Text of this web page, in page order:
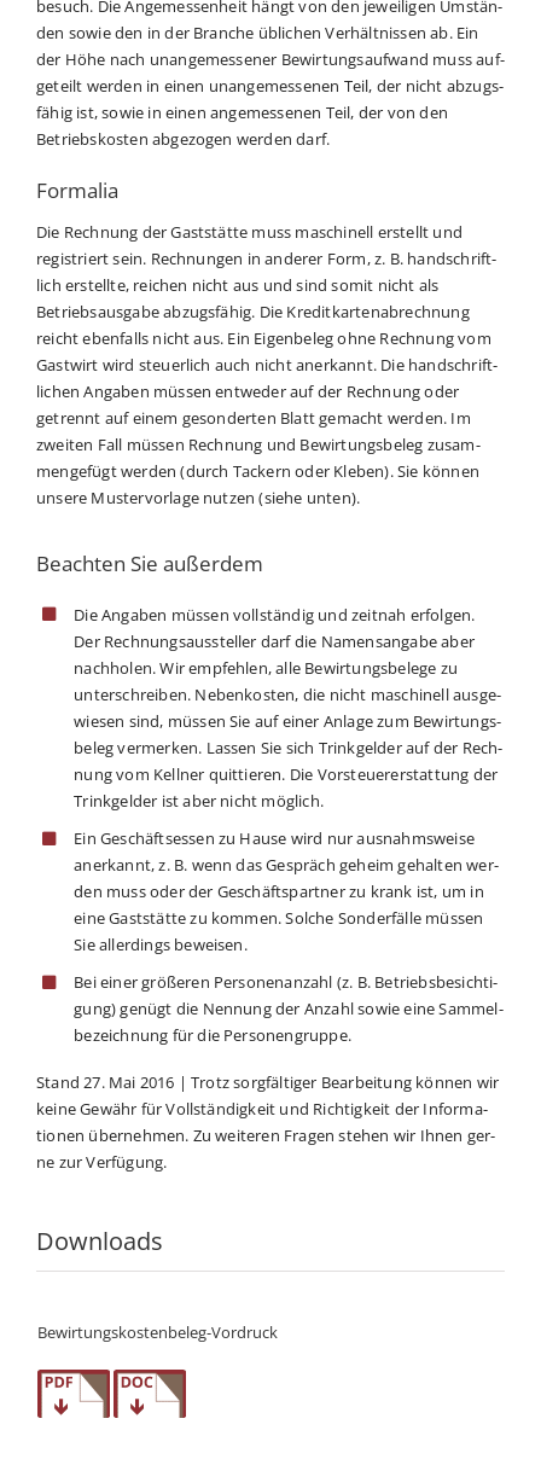
be­such. Die Ange­mes­sen­heit hängt von den jewei­li­gen Umstän­
den sowie den in der Bran­che übli­chen Ver­hält­nis­sen ab. Ein
der Höhe nach unan­ge­mes­se­ner Bewir­tungs­auf­wand muss auf­
ge­teilt wer­den in einen unan­ge­mes­se­nen Teil, der nicht abzugs­
fä­hig ist, sowie in einen ange­mes­se­nen Teil, der von den
Betriebs­kos­ten abge­zo­gen wer­den darf.
Formalia
Die Rech­nung der Gast­stät­te muss maschi­nell erstellt und
regis­triert sein. Rech­nun­gen in ande­rer Form, z. B. hand­schrift­
lich erstell­te, rei­chen nicht aus und sind somit nicht als
Betriebs­aus­ga­be abzugs­fä­hig. Die Kre­dit­kar­ten­ab­rech­nung
reicht eben­falls nicht aus. Ein Eigen­be­leg ohne Rech­nung vom
Gast­wirt wird steu­er­lich auch nicht aner­kannt. Die hand­schrift­
li­chen Anga­ben müs­sen ent­we­der auf der Rech­nung oder
getrennt auf einem geson­der­ten Blatt gemacht wer­den. Im
zwei­ten Fall müs­sen Rech­nung und Bewir­tungs­be­leg zusam­
men­ge­fügt wer­den (durch Tackern oder Kle­ben). Sie kön­nen
unse­re Mus­ter­vor­la­ge nut­zen (sie­he unten).
Beachten Sie außerdem
Die Anga­ben müs­sen voll­stän­dig und zeit­nah erfol­gen.
Der Rech­nungs­aus­stel­ler darf die Namens­an­ga­be aber
nach­ho­len. Wir emp­feh­len, alle Bewir­tungs­be­le­ge zu
unter­schrei­ben. Neben­kos­ten, die nicht maschi­nell aus­ge­
wie­sen sind, müs­sen Sie auf einer Anla­ge zum Bewir­tungs­
be­leg ver­mer­ken. Las­sen Sie sich Trink­gel­der auf der Rech­
nung vom Kell­ner quit­tie­ren. Die Vor­steu­er­erstat­tung der
Trink­gel­der ist aber nicht möglich.
Ein Geschäfts­es­sen zu Hau­se wird nur aus­nahms­wei­se
aner­kannt, z. B. wenn das Gespräch geheim gehal­ten wer­
den muss oder der Geschäfts­part­ner zu krank ist, um in
eine Gast­stät­te zu kom­men. Sol­che Son­der­fäl­le müs­sen
Sie aller­dings beweisen.
Bei einer grö­ße­ren Per­so­nen­an­zahl (z. B. Betriebs­be­sich­ti­
gung) genügt die Nen­nung der Anzahl sowie eine Sam­mel­
be­zeich­nung für die Personengruppe.
Stand 27. Mai 2016 | Trotz sorg­fäl­ti­ger Bear­bei­tung kön­nen wir
kei­ne Gewähr für Voll­ständigkeit und Rich­tig­keit der Infor­ma­
tio­nen über­neh­men. Zu wei­te­ren Fra­gen ste­hen wir Ihnen ger­
ne zur Verfügung.
Downloads
Bewirtungskostenbeleg-Vordruck